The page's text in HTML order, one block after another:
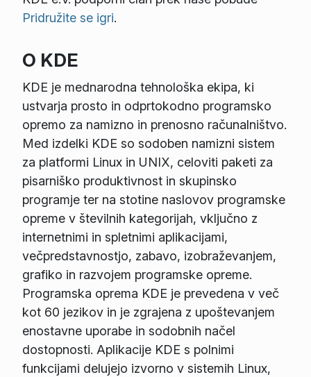
Pridružite se igri.
O KDE
KDE je mednarodna tehnološka ekipa, ki
ustvarja prosto in odprtokodno programsko
opremo za namizno in prenosno računalništvo.
Med izdelki KDE so sodoben namizni sistem
za platformi Linux in UNIX, celoviti paketi za
pisarniško produktivnost in skupinsko
programje ter na stotine naslovov programske
opreme v številnih kategorijah, vključno z
internetnimi in spletnimi aplikacijami,
večpredstavnostjo, zabavo, izobraževanjem,
grafiko in razvojem programske opreme.
Programska oprema KDE je prevedena v več
kot 60 jezikov in je zgrajena z upoštevanjem
enostavne uporabe in sodobnih načel
dostopnosti. Aplikacije KDE s polnimi
funkcijami delujejo izvorno v sistemih Linux,